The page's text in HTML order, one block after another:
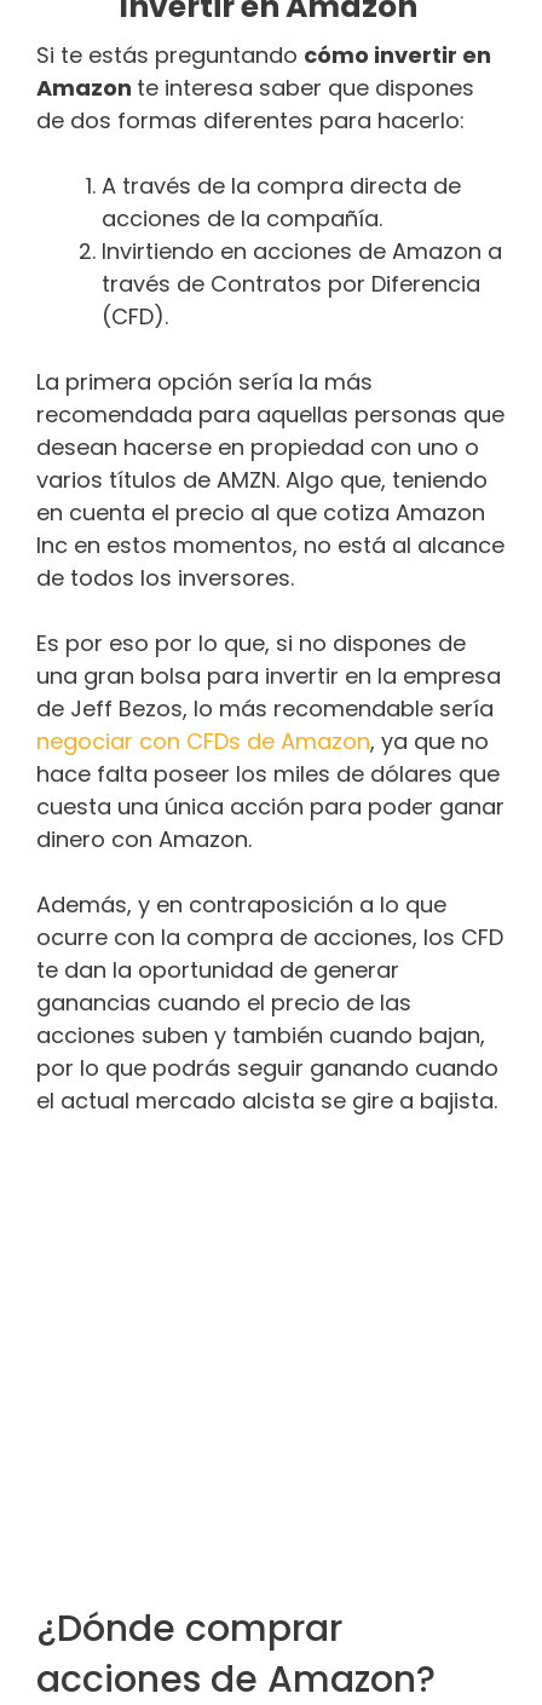
Si te estás preguntando cómo invertir en
Amazon te interesa saber que dispones
de dos formas diferentes para hacerlo:
A través de la compra directa de
acciones de la compañía.
Invirtiendo en acciones de Amazon a
través de Contratos por Diferencia
(CFD).
La primera opción sería la más
recomendada para aquellas personas que
desean hacerse en propiedad con uno o
varios títulos de AMZN. Algo que, teniendo
en cuenta el precio al que cotiza Amazon
Inc en estos momentos, no está al alcance
de todos los inversores.
Es por eso por lo que, si no dispones de
una gran bolsa para invertir en la empresa
de Jeff Bezos, lo más recomendable sería
negociar con CFDs de Amazon, ya que no
hace falta poseer los miles de dólares que
cuesta una única acción para poder ganar
dinero con Amazon.
Además, y en contraposición a lo que
ocurre con la compra de acciones, los CFD
te dan la oportunidad de generar
ganancias cuando el precio de las
acciones suben y también cuando bajan,
por lo que podrás seguir ganando cuando
el actual mercado alcista se gire a bajista.
¿Dónde comprar
acciones de Amazon?